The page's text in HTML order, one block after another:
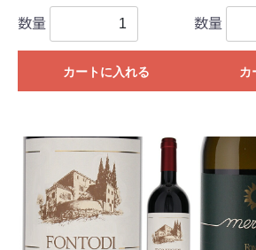
数量
カートに入れる
数量
カ